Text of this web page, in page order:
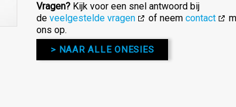
Vragen? Kijk voor een snel antwoord bij
de veelgestelde vragen of neem contact
ons op.
> NAAR ALLE ONESIES